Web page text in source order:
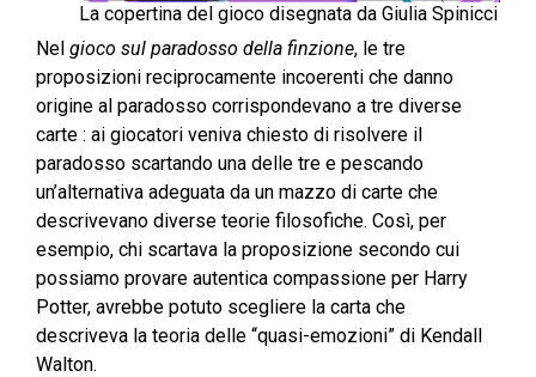
La copertina del gioco disegnata da Giulia Spinicci
Nel gioco sul paradosso della finzione, le tre
proposizioni reciprocamente incoerenti che danno
origine al paradosso corrispondevano a tre diverse
carte : ai giocatori veniva chiesto di risolvere il
paradosso scartando una delle tre e pescando
un’alternativa adeguata da un mazzo di carte che
descrivevano diverse teorie filosofiche. Così, per
esempio, chi scartava la proposizione secondo cui
possiamo provare autentica compassione per Harry
Potter, avrebbe potuto scegliere la carta che
descriveva la teoria delle “quasi-emozioni” di Kendall
Walton.